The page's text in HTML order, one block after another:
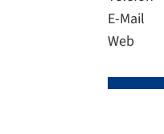
E-Mail
Web